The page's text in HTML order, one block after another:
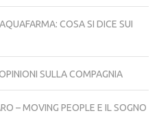
COSA SI DICE SUI
SULLA COMPAGNIA
– MOVING PEOPLE E IL SOGNO